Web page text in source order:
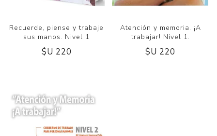
Recuerde, piense y trabaje
sus manos. Nivel 1
$U 220
Atención y memoria. ¡A
trabajar! Nivel 1.
$U 220